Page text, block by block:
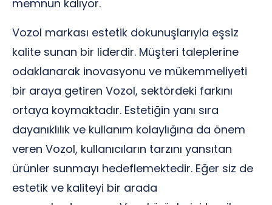
memnun kalıyor.
Vozol markası estetik dokunuşlarıyla eşsiz
kalite sunan bir liderdir. Müşteri taleplerine
odaklanarak inovasyonu ve mükemmeliyeti
bir araya getiren Vozol, sektördeki farkını
ortaya koymaktadır. Estetiğin yanı sıra
dayanıklılık ve kullanım kolaylığına da önem
veren Vozol, kullanıcıların tarzını yansıtan
ürünler sunmayı hedeflemektedir. Eğer siz de
estetik ve kaliteyi bir arada